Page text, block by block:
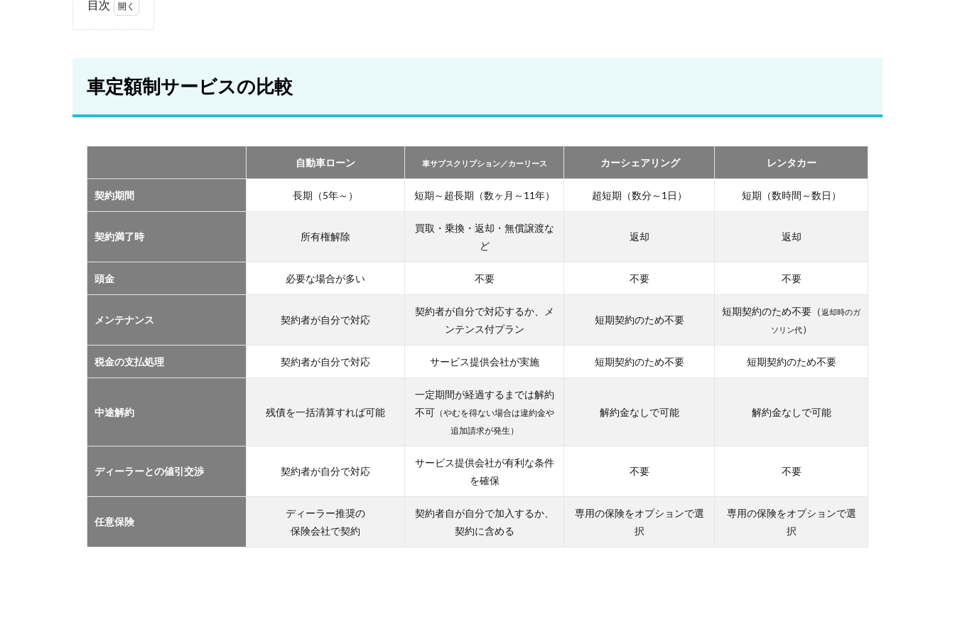
目次
制
ー
ス
比
較
2
おす
の定
額制
サー
TOP
2.1
車サ
クリ
マイ
カー
ス
2.3
車定額制サービスの比較
自動車ローン 車サブスクリプション／カーリース カーシェアリング レンタカー
契約期間 長期（5年～） 短期～超長期（数ヶ月～11年） 超短期（数分～1日） 短期（数時間～数日）
契約満了時 所有権解除
買取・乗換・返却・無償譲渡な
ど
返却 返却
頭金 必要な場合が多い 不要 不要 不要
メンテナンス 契約者が自分で対応
契約者が自分で対応するか、メ
ンテンス付プラン
短期契約のため不要
短期契約のため不要（返却時のガ
ソリン代）
税金の支払処理 契約者が自分で対応 サービス提供会社が実施 短期契約のため不要 短期契約のため不要
中途解約 残債を一括清算すれば可能
一定期間が経過するまでは解約
不可（やむを得ない場合は違約金や
追加請求が発生）
解約金なしで可能 解約金なしで可能
ディーラーとの値引交渉 契約者が自分で対応
サービス提供会社が有利な条件
を確保
不要 不要
任意保険
ディーラー推奨の
保険会社で契約
契約者自が自分で加入するか、
契約に含める
専用の保険をオプションで選
択
専用の保険をオプションで選
択